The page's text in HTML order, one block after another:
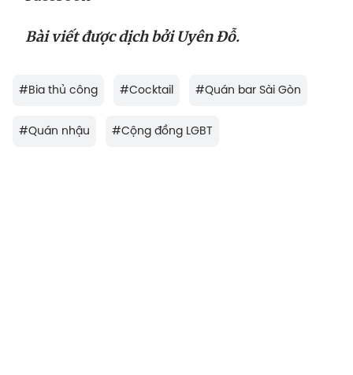
Bài viết được dịch bởi Uyên Đỗ.
#Bia thủ công #Cocktail #Quán bar Sài Gòn
#Quán nhậu #Cộng đồng LGBT